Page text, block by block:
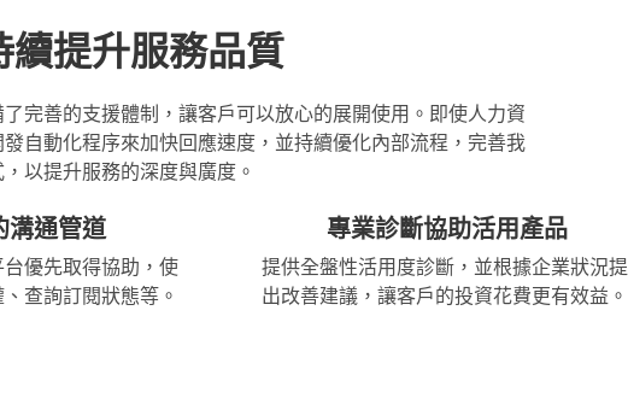
續提升服務品質
完善的支援體制，讓客戶可以放心的展開使用。即使人力資
自動化程序來加快回應速度，並持續優化內部流程，完善我
以提升服務的深度與廣度。
溝通管道
優先取得協助，使
查詢訂閱狀態等。
專業診斷協助活用產品
提供全盤性活用度診斷，並根據企業狀況提
出改善建議，讓客戶的投資花費更有效益。